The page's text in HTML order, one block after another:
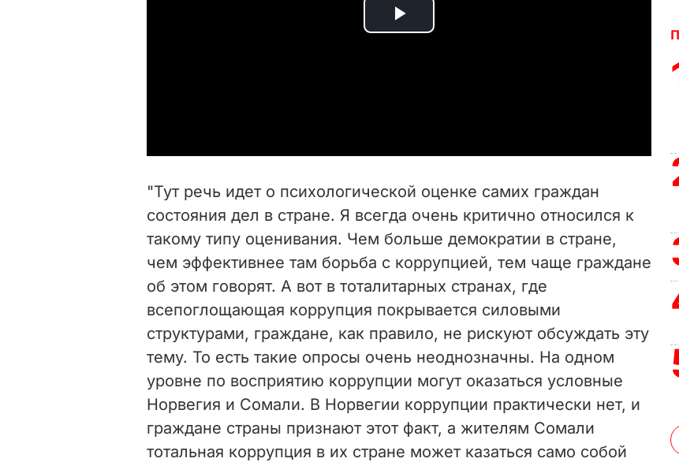
P
i
d
e
o
"Тут речь идет о психологической оценке самих граждан
состояния дел в стране. Я всегда очень критично относился к
такому типу оценивания. Чем больше демократии в стране,
чем эффективнее там борьба с коррупцией, тем чаще граждане
об этом говорят. А вот в тоталитарных странах, где
всепоглощающая коррупция покрывается силовыми
структурами, граждане, как правило, не рискуют обсуждать эту
тему. То есть такие опросы очень неоднозначны. На одном
уровне по восприятию коррупции могут оказаться условные
Норвегия и Сомали. В Норвегии коррупции практически нет, и
граждане страны признают этот факт, а жителям Сомали
тотальная коррупция в их стране может казаться само собой